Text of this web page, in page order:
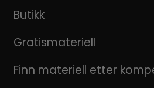
Butikk
Gratismateriell
Finn materiell etter